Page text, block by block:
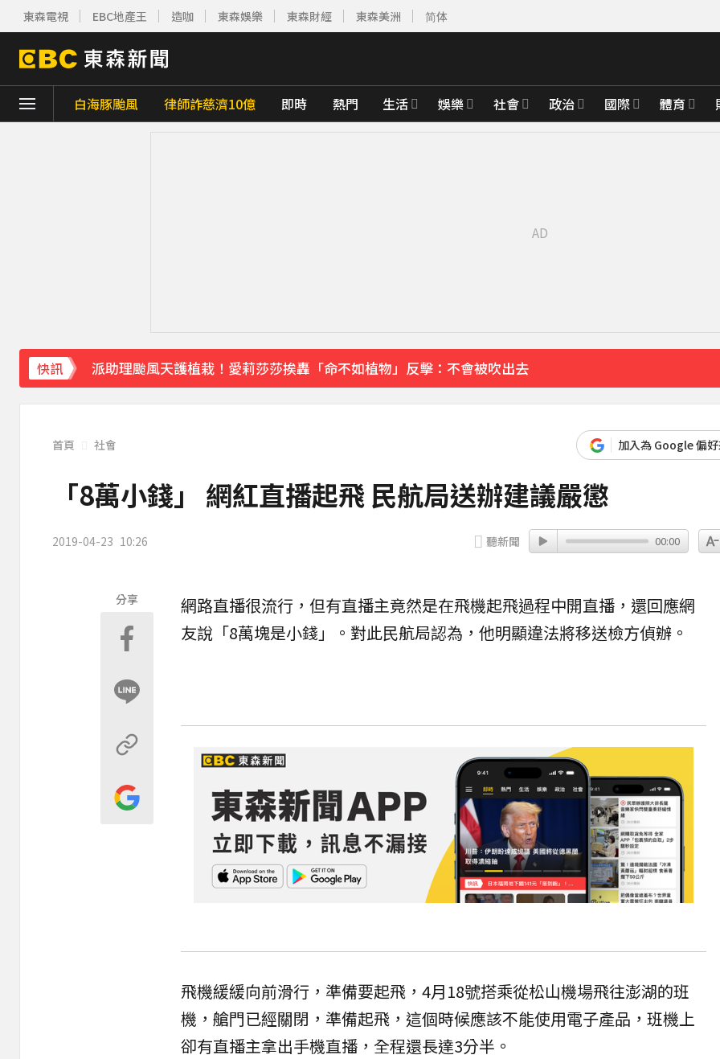
東森電視 EBC地產王 造咖 東森娛樂 東森財經 東森美洲 简体
白海豚颱風 律師詐慈濟10億 即時 熱門 生活 娛樂 社會 政治 國際 體育
快訊
派助理颱風天護植栽！愛莉莎莎挨轟「命不如植物」反擊：不會被吹出去
下載東森App，隨時掌握天下大小事！
獨家／「白海豚」襲泰安！苗62線落石不斷 遊客急下山
首頁 社會 加入為 Google 偏
「8萬小錢」 網紅直播起飛 民航局送辦建議嚴懲
2019-04-23 10:26 聽新聞 00:00
分享 網路直播很流行，但有直播主竟然是在飛機起飛過程中開直播，還回應網
友說「8萬塊是小錢」。對此民航局認為，他明顯違法將移送檢方偵辦。
飛機緩緩向前滑行，準備要起飛，4月18號搭乘從松山機場飛往澎湖的班
機，艙門已經關閉，準備起飛，這個時候應該不能使用電子產品，班機上
卻有直播主拿出手機直播，全程還長達3分半。